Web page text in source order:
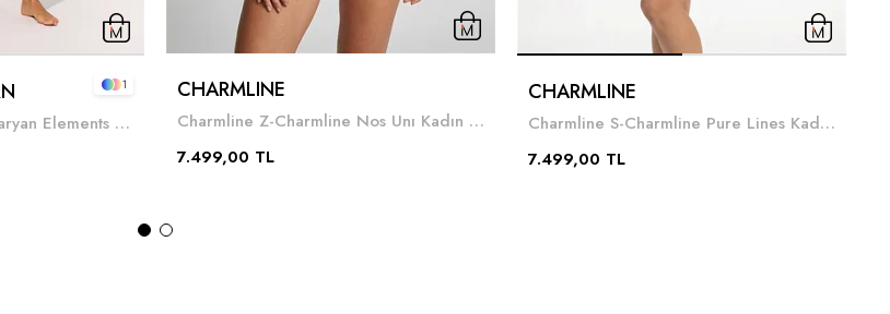
Maryan Mehlhorn Q-Maryan Elements Kadın Mayo Siyah
1 CHARMLINE
Charmline Z-Charmline Nos Unı Kadın Mayo Siyah
7.499,00 TL
CHARMLINE
Charmline S-Charmline Pure Lines Kadın Mayo Lacivert
7.499,00 TL